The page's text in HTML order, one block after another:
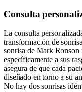
Consulta
La consulta
transformación de
sonrisa de Mark Ronson
específicamente a sus
asegura de que cada
diseñado en torno a su
No hay dos sonrisas